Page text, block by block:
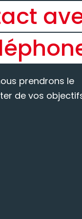
prendrons le
de vos